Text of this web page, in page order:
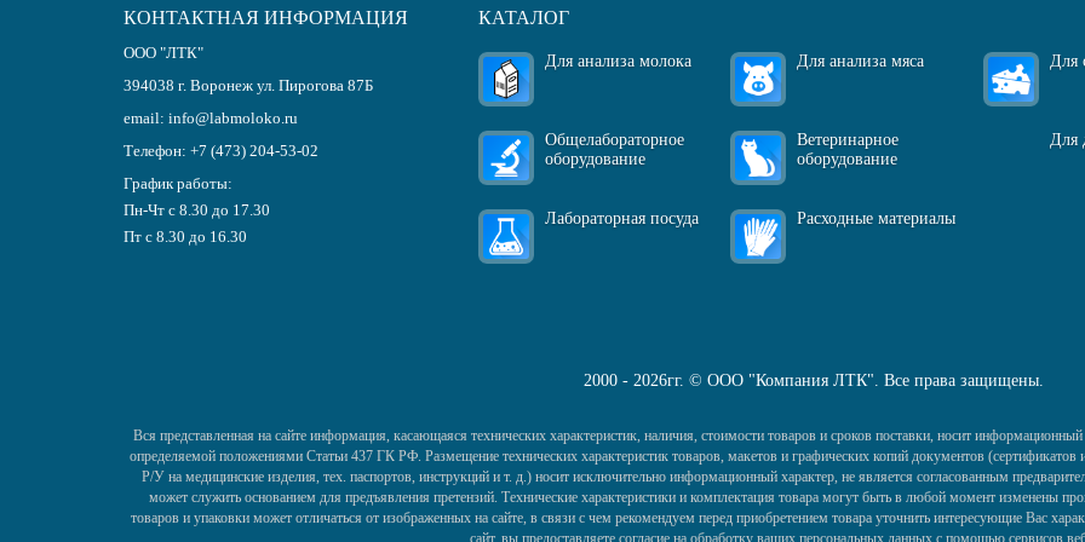
КОНТАКТНАЯ ИНФОРМАЦИЯ
ООО "ЛТК"
394038 г. Воронеж ул. Пирогова 87Б
email: info@labmoloko.ru
Телефон: +7 (473) 204-53-02
График работы:
Пн-Чт с 8.30 до 17.30
Пт с 8.30 до 16.30
КАТАЛОГ
Для анализа молока Для анализа мяса Для
Общелабораторное
оборудование
Ветеринарное
оборудование
Для
Лабораторная посуда Расходные материалы
2000 - 2026гг. © ООО "Компания ЛТК". Все права защищены.
Вся представленная на сайте информация, касающаяся технических характеристик, наличия, стоимости товаров и сроков поставки, носит
определяемой положениями Статьи 437 ГК РФ. Размещение технических характеристик товаров, макетов и графических копий документов (сертификатов
Р/У на медицинские изделия, тех. паспортов, инструкций и т. д.) носит исключительно информационный характер, не является согласованным
может служить основанием для предъявления претензий. Технические характеристики и комплектация товара могут быть в любой момент изменены
товаров и упаковки может отличаться от изображенных на сайте, в связи с чем рекомендуем перед приобретением товара уточнить интересующие Вас
сайт, вы предоставляете согласие на обработку ваших персональных данных с помощью сервисов